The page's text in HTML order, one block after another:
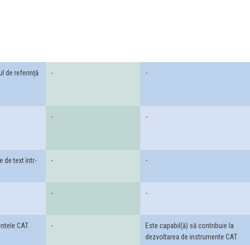
de referință
- -
- -
de text într-
- -
- -
CAT -
Este capabil(ă) să contribuie la
dezvoltarea de instrumente CAT